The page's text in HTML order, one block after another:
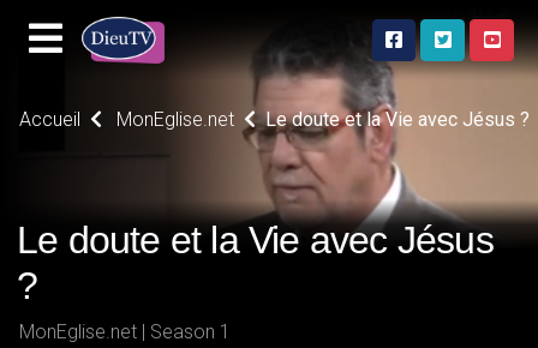
Accueil MonEglise.net Le doute et la Vie avec Jésus ?
Le doute et la Vie avec Jésus
?
MonEglise.net | Season 1